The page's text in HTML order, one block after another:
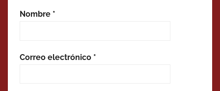
Nombre *
Correo electrónico *